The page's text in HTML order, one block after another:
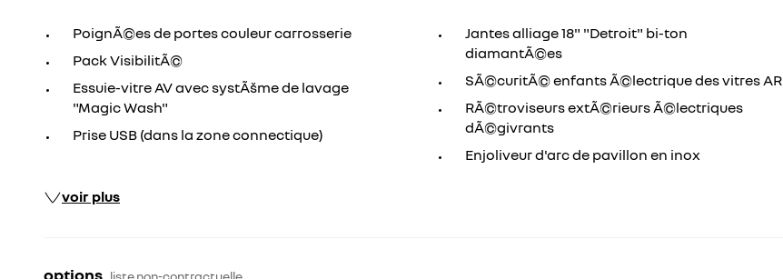
PoignÃ©es de portes couleur carrosserie
Pack VisibilitÃ©
Essuie-vitre AV avec systÃšme de lavage
"Magic Wash"
Prise USB (dans la zone connectique)
Jantes alliage 18" "Detroit" bi-ton
diamantÃ©es
SÃ©curitÃ© enfants Ã©lectrique des vitres AR
RÃ©troviseurs extÃ©rieurs Ã©lectriques
dÃ©givrants
Enjoliveur d'arc de pavillon en inox
voir plus
options